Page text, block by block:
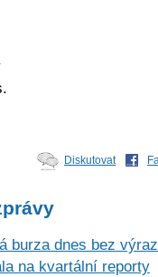
Diskutovat
burza dnes bez
na kvartální reporty